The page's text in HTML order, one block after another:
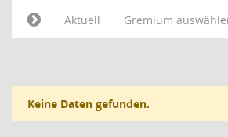
Aktuell
Gremium
Keine Daten gefunden.